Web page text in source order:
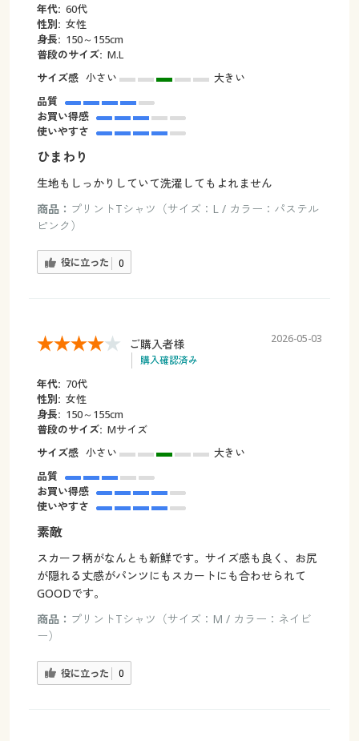
年代: 60代
性別: 女性
身長: 150～155cm
普段のサイズ: M.L
サイズ感 小さい
大きい
品質
お買い得感
使いやすさ
ひまわり
生地もしっかりしていて洗濯してもよれません
商品： プリントTシャツ（サイズ：L / カラー：パステル
ピンク）
役に立った 0
ご購入者様
購入確認済み
2026-05-03
年代: 70代
性別: 女性
身長: 150～155cm
普段のサイズ: Mサイズ
サイズ感 小さい
大きい
品質
お買い得感
使いやすさ
素敵
スカーフ柄がなんとも新鮮です。サイズ感も良く、お尻
が隠れる丈感がパンツにもスカートにも合わせられて
GOODです。
商品： プリントTシャツ（サイズ：M / カラー：ネイビ
ー）
役に立った 0